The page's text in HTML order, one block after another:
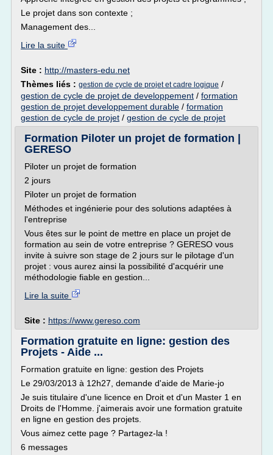
Le projet dans son contexte ;
Management des...
Lire la suite
Site : http://masters-edu.net
Thèmes liés : gestion de cycle de projet et cadre logique /
gestion de cycle de projet de developpement / formation
gestion de projet developpement durable / formation
gestion de cycle de projet / gestion de cycle de projet
Formation Piloter un projet de formation |
GERESO
Piloter un projet de formation
2 jours
Piloter un projet de formation
Méthodes et ingénierie pour des solutions adaptées à
l'entreprise
Vous êtes sur le point de mettre en place un projet de
formation au sein de votre entreprise ? GERESO vous
invite à suivre son stage de 2 jours sur le pilotage d'un
projet : vous aurez ainsi la possibilité d'acquérir une
méthodologie fiable en gestion...
Lire la suite
Site : https://www.gereso.com
Formation gratuite en ligne: gestion des
Projets - Aide ...
Formation gratuite en ligne: gestion des Projets
Le 29/03/2013 à 12h27, demande d'aide de Marie-jo
Je suis titulaire d'une licence en Droit et d'un Master 1 en
Droits de l'Homme. j'aimerais avoir une formation gratuite
en ligne en gestion des projets.
Vous aimez cette page ? Partagez-la !
6 messages